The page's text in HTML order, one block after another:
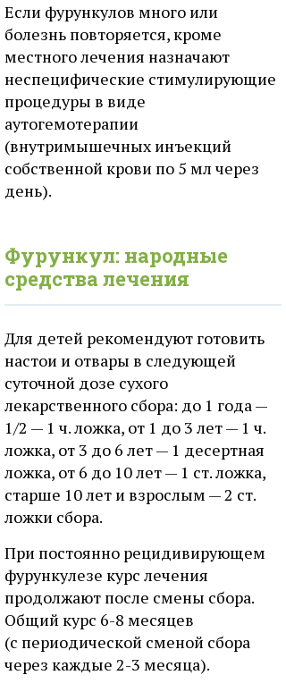
Если фурункулов много или
болезнь повторяется, кроме
местного лечения назначают
неспецифические стимулирующие
процедуры в виде
аутогемотерапии
(внутримышечных инъекций
собственной крови по 5 мл через
день).
Фурункул: народные
средства лечения
Для детей рекомендуют готовить
настои и отвары в следующей
суточной дозе сухого
лекарственного сбора: до 1 года —
1/2 — 1 ч. ложка, от 1 до 3 лет — 1 ч.
ложка, от 3 до 6 лет — 1 десертная
ложка, от 6 до 10 лет — 1 ст. ложка,
старше 10 лет и взрослым — 2 ст.
ложки сбора.
При постоянно рецидивирующем
фурункулезе курс лечения
продолжают после смены сбора.
Общий курс 6-8 месяцев
(с периодической сменой сбора
через каждые 2-3 месяца).